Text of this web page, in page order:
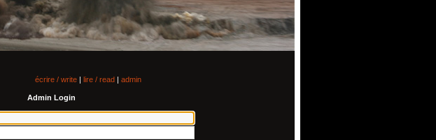
écrire / write | lire / read | admin
Admin Login